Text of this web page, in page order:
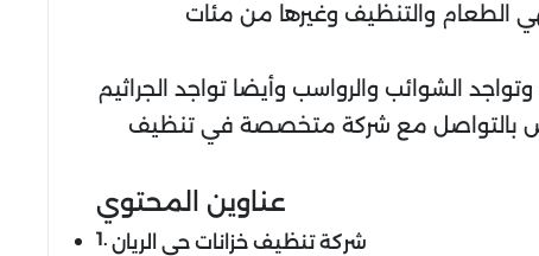
الطعام والتنظيف وغيرها من مئات
الشوائب والرواسب وأيضا تواجد الجراثيم
بالتواصل مع شركة متخصصة في تنظيف
عناوين المحتوي
شركة تنظيف خزانات حي الريان